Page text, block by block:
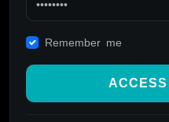
Remember me